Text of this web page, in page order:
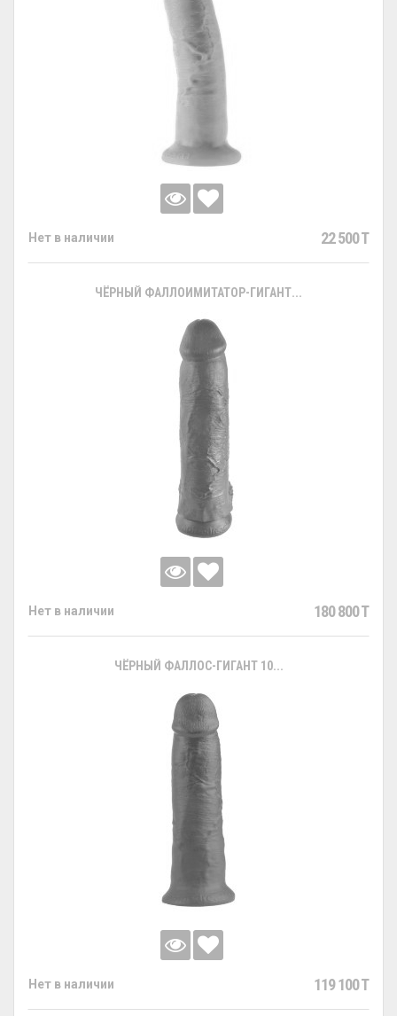
Нет в наличии 22 500 T
ЧЁРНЫЙ ФАЛЛОИМИТАТОР-ГИГАНТ...
Нет в наличии 180 800 T
ЧЁРНЫЙ ФАЛЛОС-ГИГАНТ 10...
Нет в наличии 119 100 T